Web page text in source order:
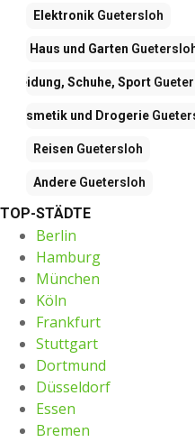
Elektronik Guetersloh
Haus und Garten
Kleidung, Schuhe, Sport
Kosmetik und Drogerie
Reisen Guetersloh
Andere Guetersloh
TOP-STÄDTE
Berlin
Hamburg
München
Köln
Frankfurt
Stuttgart
Dortmund
Düsseldorf
Essen
Bremen